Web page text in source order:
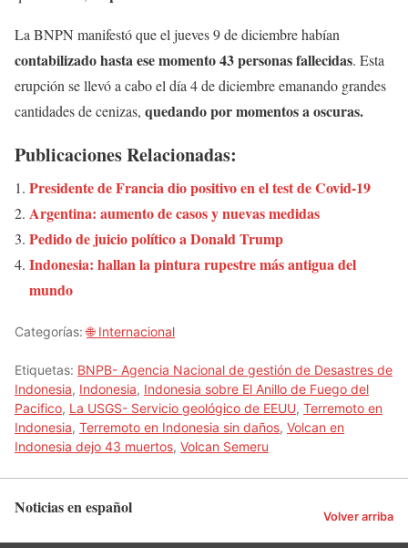
La BNPN manifestó que el jueves 9 de diciembre habían
contabilizado hasta ese momento 43 personas fallecidas. Esta
erupción se llevó a cabo el día 4 de diciembre emanando grandes
cantidades de cenizas, quedando por momentos a oscuras.
Publicaciones Relacionadas:
Presidente de Francia dio positivo en el test de Covid-19
Argentina: aumento de casos y nuevas medidas
Pedido de juicio político a Donald Trump
Indonesia: hallan la pintura rupestre más antigua del
mundo
Categorías:🌐 Internacional
Etiquetas: BNPB- Agencia Nacional de gestión de Desastres de
Indonesia, Indonesia, Indonesia sobre El Anillo de Fuego del
Pacifico, La USGS- Servicio geológico de EEUU, Terremoto en
Indonesia, Terremoto en Indonesia sin daños, Volcan en
Indonesia dejo 43 muertos, Volcan Semeru
Noticias en español Volver arriba